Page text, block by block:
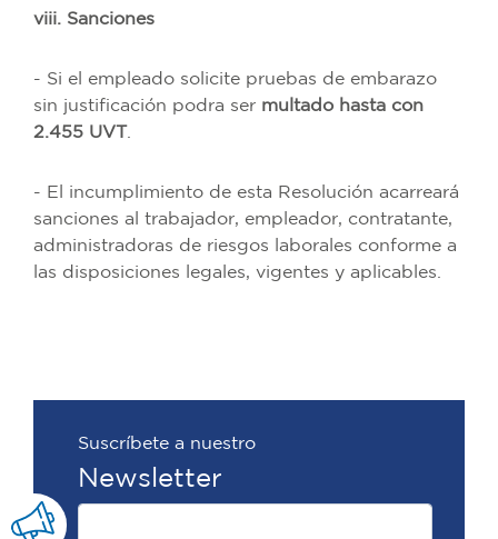
viii. Sanciones
- Si el empleado solicite pruebas de embarazo
sin justificación podra ser multado hasta con
2.455 UVT
- El incumplimiento de esta Resolución acarreará
sanciones al trabajador, empleador, contratante,
administradoras de riesgos laborales conforme a
las disposiciones legales, vigentes y aplicables.
Suscríbete a nuestro
Newsletter